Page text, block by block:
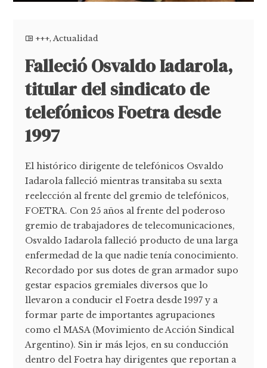
+++,Actualidad
Falleció Osvaldo Iadarola,
titular del sindicato de
telefónicos Foetra desde
1997
El histórico dirigente de telefónicos Osvaldo
Iadarola falleció mientras transitaba su sexta
reelección al frente del gremio de telefónicos,
FOETRA. Con 25 años al frente del poderoso
gremio de trabajadores de telecomunicaciones,
Osvaldo Iadarola falleció producto de una larga
enfermedad de la que nadie tenía conocimiento.
Recordado por sus dotes de gran armador supo
gestar espacios gremiales diversos que lo
llevaron a conducir el Foetra desde 1997 y a
formar parte de importantes agrupaciones
como el MASA (Movimiento de Acción Sindical
Argentino). Sin ir más lejos, en su conducción
dentro del Foetra hay dirigentes que reportan a